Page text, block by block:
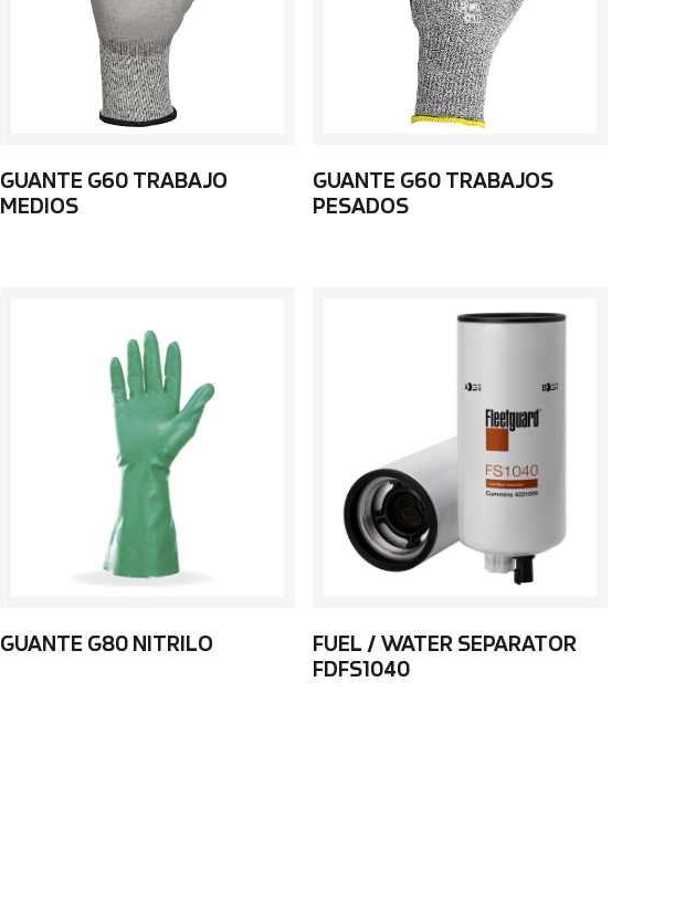
GUANTE G60 TRABAJO
MEDIOS
GUANTE G60 TRABAJOS
PESADOS
GUANTE G80 NITRILO
FUEL / WATER SEPARATOR
FDFS1040